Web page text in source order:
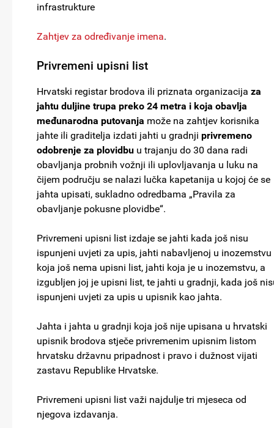
infrastrukture
Zahtjev za određivanje imena.
Privremeni upisni list
Hrvatski registar brodova ili priznata organizacija za
jahtu duljine trupa preko 24 metra i koja obavlja
međunarodna putovanja može na zahtjev korisnika
jahte ili graditelja izdati jahti u gradnji privremeno
odobrenje za plovidbu u trajanju do 30 dana radi
obavljanja probnih vožnji ili uplovljavanja u luku na
čijem području se nalazi lučka kapetanija u kojoj će se
jahta upisati, sukladno odredbama „Pravila za
obavljanje pokusne plovidbe“.
Privremeni upisni list izdaje se jahti kada još nisu
ispunjeni uvjeti za upis, jahti nabavljenoj u inozemstvu
koja još nema upisni list, jahti koja je u inozemstvu, a
izgubljen joj je upisni list, te jahti u gradnji, kada još
ispunjeni uvjeti za upis u upisnik kao jahta.
Jahta i jahta u gradnji koja još nije upisana u hrvatski
upisnik brodova stječe privremenim upisnim listom
hrvatsku državnu pripadnost i pravo i dužnost vijati
zastavu Republike Hrvatske.
Privremeni upisni list važi najdulje tri mjeseca od
njegova izdavanja.